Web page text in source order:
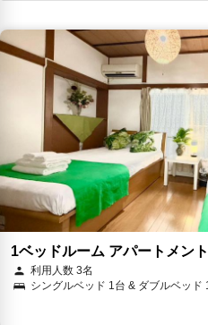
1ベッドルーム アパートメント
利用人数 3名
シングルベッド 1台 & ダブルベッド